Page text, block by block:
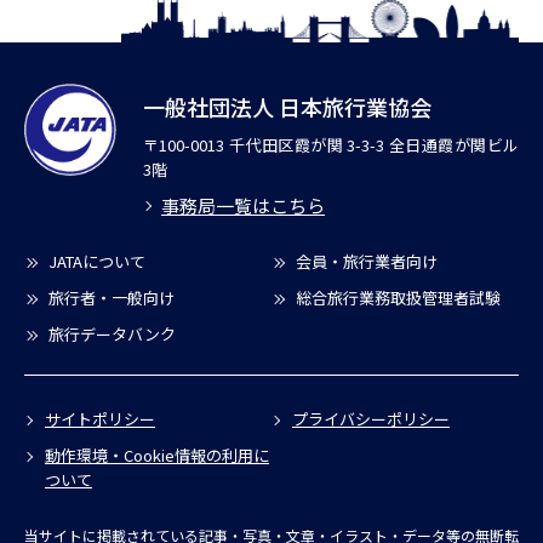
一般社団法人 日本旅行業協会
〒100-0013 千代田区霞が関 3-3-3 全日通霞が関ビル
3階
事務局一覧はこちら
JATAについて
会員・旅行業者向け
旅行者・一般向け
総合旅行業務取扱管理者試験
旅行データバンク
サイトポリシー
プライバシーポリシー
動作環境・Cookie情報の利用に
ついて
当サイトに掲載されている記事・写真・文章・イラスト・データ等の無断転